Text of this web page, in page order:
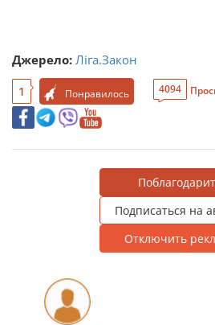
Джерело: Ліга.Закон
1 Понравилось 4094
Подписаться на
Отключить